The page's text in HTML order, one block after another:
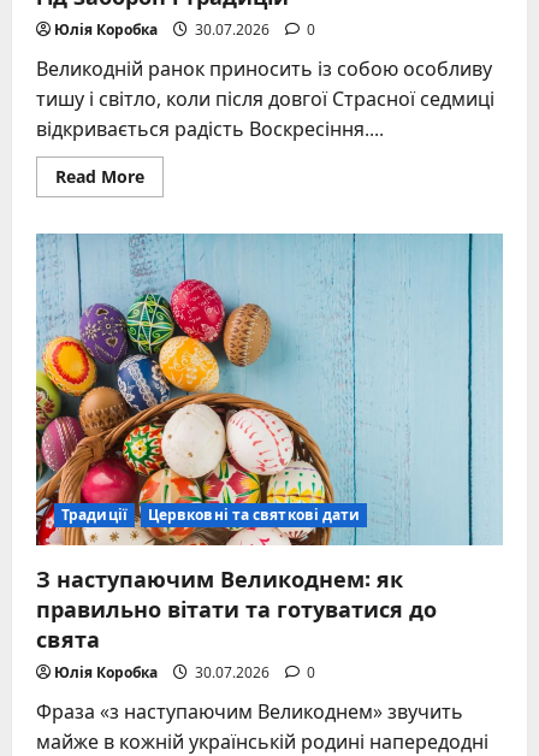
Юлія Коробка 30.07.2026 0
Великодній ранок приносить із собою особливу
тишу і світло, коли після довгої Страсної седмиці
відкривається радість Воскресіння....
Read MoreRead
more
не
можна
робити
на
Паску:
повний
гід
заборон
і
традицій
Традиції Цервковні та святкові дати
З наступаючим Великоднем: як
правильно вітати та готуватися до
свята
Юлія Коробка 30.07.2026 0
Фраза «з наступаючим Великоднем» звучить
майже в кожній українській родині напередодні